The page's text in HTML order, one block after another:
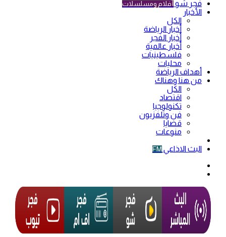
فجر شو أفلام ومسلسلات
الأخبار
الكل
أخبار الرياضة
أخبار الفجر
أخبار عالمية
فلسطينيات
محليات
أهداف الرياضة
من هنا وهناك
الكل
اقتصاد
تكنولوجيا
فن وتلفزيون
قضايا
منوعات
البث الاذاعي FM